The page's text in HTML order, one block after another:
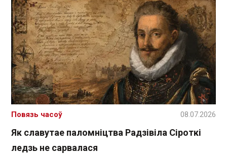
Як славутае паломніцтва Радзівіла Сіроткі
ледзь не сарвалася
Повязь часоў 08.07.2026